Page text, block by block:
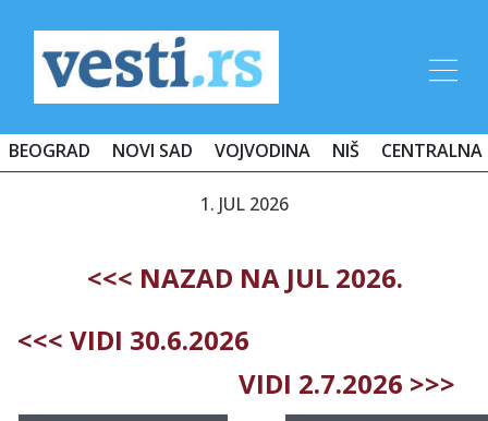
BEOGRAD NOVI SAD VOJVODINA NIŠ CENTRALNA
1. JUL 2026
<<< NAZAD NA JUL 2026.
<<< VIDI 30.6.2026
VIDI 2.7.2026 >>>